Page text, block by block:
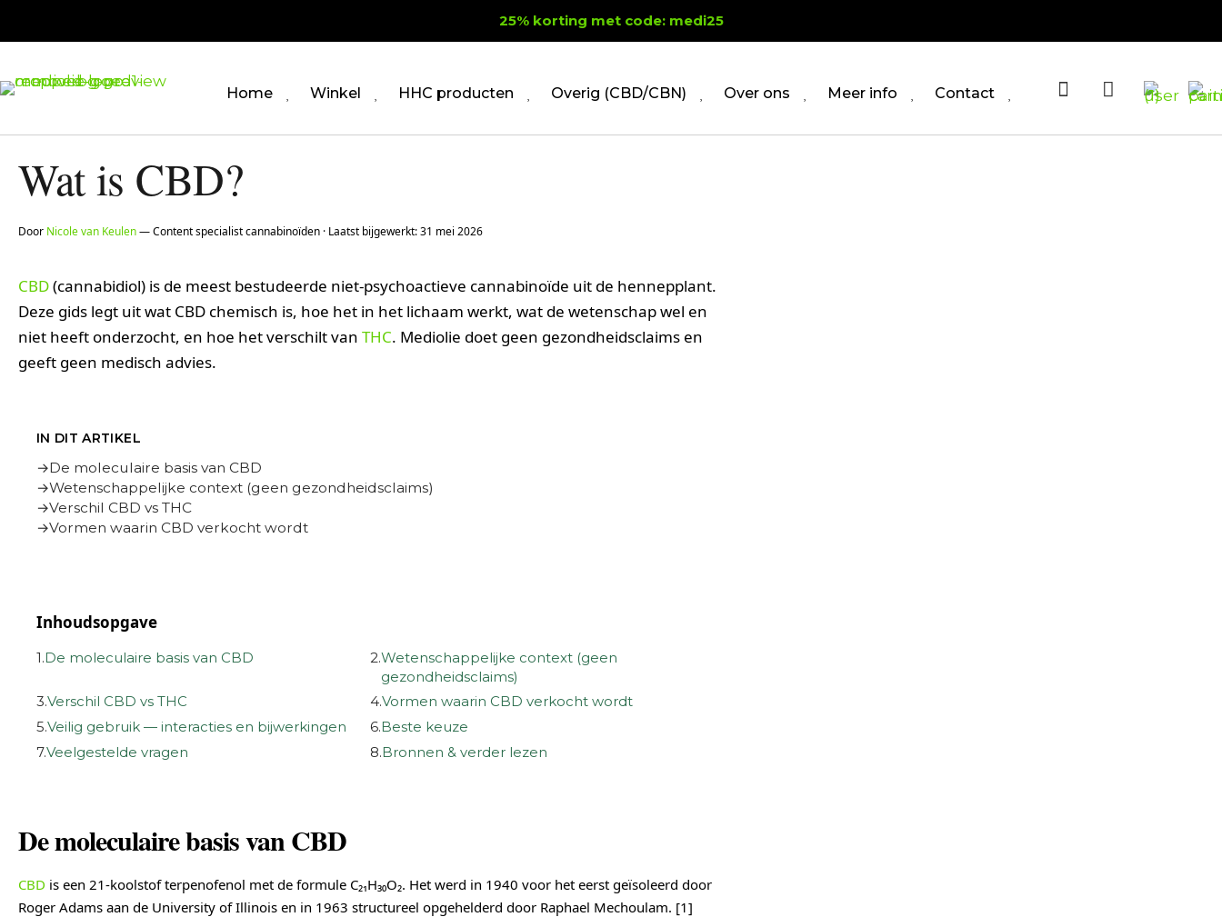
25% korting met code: medi25
Home Winkel HHC producten Overig (CBD/CBN) Over ons Meer info Contact
Wat is CBD?
Door Nicole van Keulen— Content specialist cannabinoïden · Laatst bijgewerkt: 31 mei 2026
CBD(cannabidiol) is de meest bestudeerde niet-psychoactieve cannabinoïde uit de hennepplant.
Deze gids legt uit wat CBD chemisch is, hoe het in het lichaam werkt, wat de wetenschap wel en
niet heeft onderzocht, en hoe het verschilt van THC. Mediolie doet geen gezondheidsclaims en
geeft geen medisch advies.
IN DIT ARTIKEL
De moleculaire basis van CBD
Wetenschappelijke context (geen gezondheidsclaims)
Verschil CBD vs THC
Vormen waarin CBD verkocht wordt
Inhoudsopgave
1.De moleculaire basis van CBD 2.Wetenschappelijke context (geen
gezondheidsclaims)
3.Verschil CBD vs THC 4.Vormen waarin CBD verkocht wordt
5.Veilig gebruik — interacties en bijwerkingen 6.Beste keuze
7.Veelgestelde vragen 8.Bronnen & verder lezen
De moleculaire basis van CBD
CBD is een 21-koolstof terpenofenol met de formule C₂₁H₃₀O₂. Het werd in 1940 voor het eerst geïsoleerd door
Roger Adams aan de University of Illinois en in 1963 structureel opgehelderd door Raphael Mechoulam. [1]